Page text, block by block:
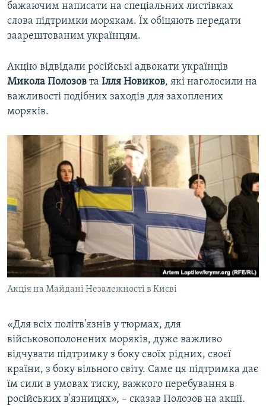
бажаючим написати на спеціальних листівках
слова підтримки морякам. Їх обіцяють передати
заарештованим українцям.
Акцію відвідали російські адвокати українців
Микола Полозов та Ілля Новиков, які наголосили на
важливості подібних заходів для захоплених
моряків.
Акція на Майдані Незалежності в Києві
«Для всіх політв'язнів у тюрмах, для
військовополонених моряків, дуже важливо
відчувати підтримку з боку своїх рідних, своєї
країни, з боку вільного світу. Саме ця підтримка дає
їм сили в умовах тиску, важкого перебування в
російських в'язницях», – сказав Полозов на акції.